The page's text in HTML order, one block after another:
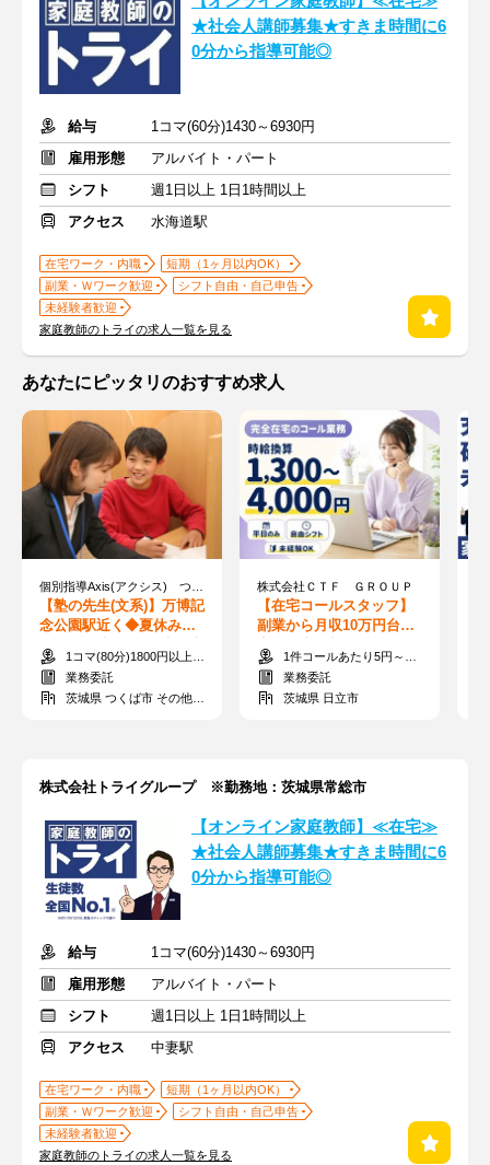
★社会人講師募集★すきま時間に6
0分から指導可能◎
給与
1コマ(60分)1430～6930円
雇用形態
アルバイト・パート
シフト
週1日以上 1日1時間以上
アクセス
水海道駅
在宅ワーク・内職
短期（1ヶ月以内OK）
副業・Ｗワーク歓迎
シフト自由・自己申告
未経験者歓迎
家庭教師のトライの求人一覧を見る
あなたにピッタリのおすすめ求人
【塾の先生(文系)】万博記
念公園駅近く◆夏休み中
にバイト決めよう♪大学生
多数！1コマ(80分)1800円以上＋交通費
業務委託
茨城県 つくば市 その他つくば市
株式会社ＣＴＦ ＧＲＯＵＰ
【在宅コールスタッフ】
副業から月収10万円台も♪
完全在宅×時給換算1,300
～4,000円★
1件コールあたり5円～55円 ※時給換算1,300円～4,000円
業務委託
茨城県 日立市
株式会社トライグループ ※勤務地：茨城県常総市
【オンライン家庭教師】≪在宅≫
★社会人講師募集★すきま時間に6
0分から指導可能◎
給与
1コマ(60分)1430～6930円
雇用形態
アルバイト・パート
シフト
週1日以上 1日1時間以上
アクセス
中妻駅
在宅ワーク・内職
短期（1ヶ月以内OK）
副業・Ｗワーク歓迎
シフト自由・自己申告
未経験者歓迎
家庭教師のトライの求人一覧を見る